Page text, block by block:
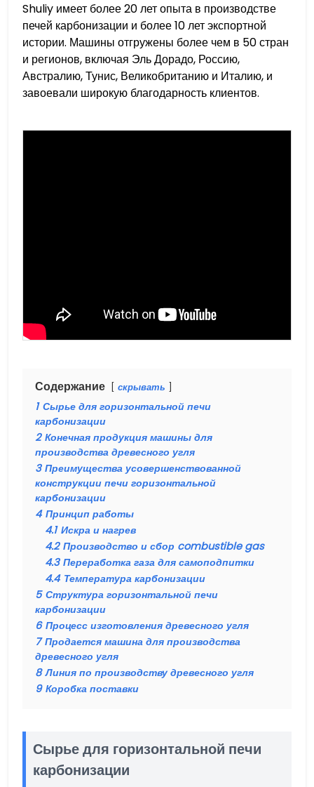
Shuliy имеет более 20 лет опыта в производстве
печей карбонизации и более 10 лет экспортной
истории. Машины отгружены более чем в 50 стран
и регионов, включая Эль Дорадо, Россию,
Австралию, Тунис, Великобританию и Италию, и
завоевали широкую благодарность клиентов.
Содержание скрывать
1 Сырье для горизонтальной печи
карбонизации
2 Конечная продукция машины для
производства древесного угля
3 Преимущества усовершенствованной
конструкции печи горизонтальной
карбонизации
4 Принцип работы
4.1 Искра и нагрев
4.2 Производство и сбор combustible gas
4.3 Переработка газа для самоподпитки
4.4 Температура карбонизации
5 Структура горизонтальной печи
карбонизации
6 Процесс изготовления древесного угля
7 Продается машина для производства
древесного угля
8 Линия по производству древесного угля
9 Коробка поставки
Сырье для горизонтальной печи
карбонизации